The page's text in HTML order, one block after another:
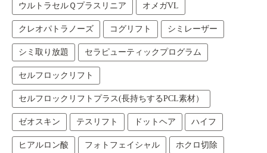
ウルトラセルＱプラスリニア オメガVL
クレオパトラノーズ コグリフト シミレーザー
シミ取り放題 セラピューティックプログラム
セルフロックリフト
セルフロックリフトプラス(長持ちするPCL素材）
ゼオスキン テスリフト ドットヘア ハイフ
ヒアルロン酸 フォトフェイシャル ホクロ切除